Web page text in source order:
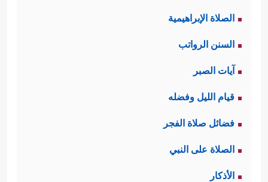
الصلاة الإبراهيمية
السنن الرواتب
آيات الصبر
قيام الليل وفضله
فضائل صلاة الفجر
الصلاة على النبي
الأذكار